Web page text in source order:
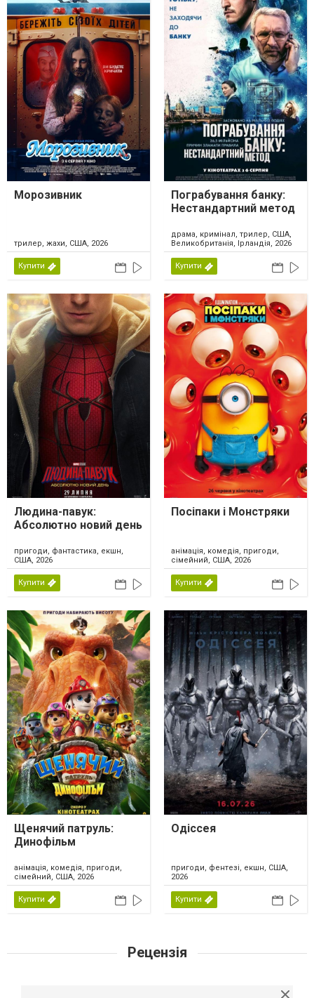
Морозивник
трилер, жахи, США, 2026
Купити
Пограбування банку:
Нестандартний метод
драма, кримінал, трилер, США,
Великобританія, Ірландія, 2026
Купити
Людина-павук:
Абсолютно новий день
пригоди, фантастика, екшн,
США, 2026
Купити
Посіпаки і Монстряки
анімація, комедія, пригоди,
сімейний, США, 2026
Купити
Щенячий патруль:
Динофільм
анімація, комедія, пригоди,
сімейний, США, 2026
Купити
Одіссея
пригоди, фентезі, екшн, США,
2026
Купити
Рецензія